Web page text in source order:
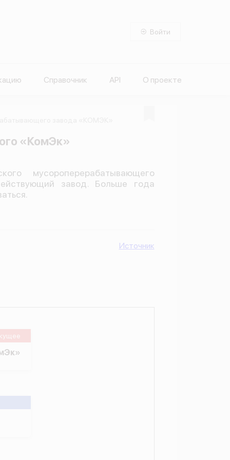
Войти
Справочник API О проекте
«КомЭк»
мусороперерабатывающего
завод. Больше года
Источник